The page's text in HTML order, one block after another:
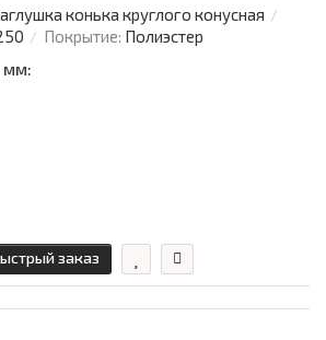
конька круглого конусная
Покрытие: Полиэстер
мм:
заказ